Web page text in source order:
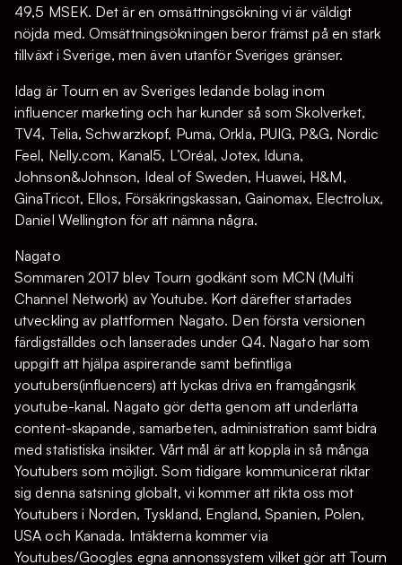
49,5 MSEK. Det är en omsättningsökning vi är väldigt
nöjda med. Omsättningsökningen beror främst på en stark
tillväxt i Sverige, men även utanför Sveriges gränser.
Idag är Tourn en av Sveriges ledande bolag inom
influencer marketing och har kunder så som Skolverket,
TV4, Telia, Schwarzkopf, Puma, Orkla, PUIG, P&G, Nordic
Feel, Nelly.com, Kanal5, L’Oréal, Jotex, Iduna,
Johnson&Johnson, Ideal of Sweden, Huawei, H&M,
GinaTricot, Ellos, Försäkringskassan, Gainomax, Electrolux,
Daniel Wellington för att nämna några.
Nagato
Sommaren 2017 blev Tourn godkänt som MCN (Multi
Channel Network) av Youtube. Kort därefter startades
utveckling av plattformen Nagato. Den första versionen
färdigställdes och lanserades under Q4. Nagato har som
uppgift att hjälpa aspirerande samt befintliga
youtubers(influencers) att lyckas driva en framgångsrik
youtube-kanal. Nagato gör detta genom att underlätta
content-skapande, samarbeten, administration samt bidra
med statistiska insikter. Vårt mål är att koppla in så många
Youtubers som möjligt. Som tidigare kommunicerat riktar
sig denna satsning globalt, vi kommer att rikta oss mot
Youtubers i Norden, Tyskland, England, Spanien, Polen,
USA och Kanada. Intäkterna kommer via
Youtubes/Googles egna annonssystem vilket gör att Tourn